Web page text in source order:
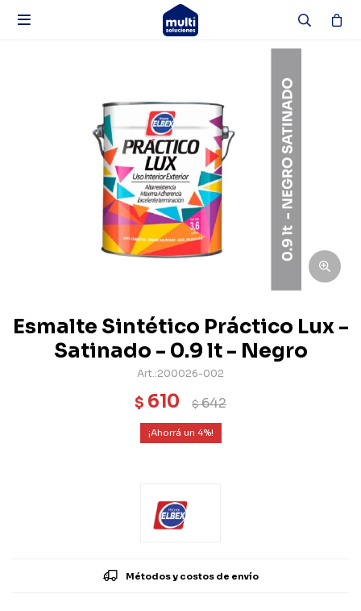

Esmalte Sintético Práctico Lux -
Satinado - 0.9 lt - Negro
200026-002
$ 610 $642
4
Métodos y costos de envío